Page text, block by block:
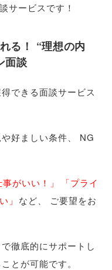
サービスです！
る！ “理想の内
面談
できる面談サービス
好ましい条件
NG
がいい！ 」 「プライ
」 など
ご要望をお
徹底的にサポートし
とが可能です。